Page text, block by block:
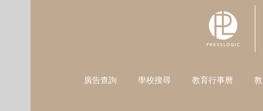
廣告查詢 學校搜尋 教育行事曆